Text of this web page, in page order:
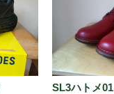
SL3ハトメ01